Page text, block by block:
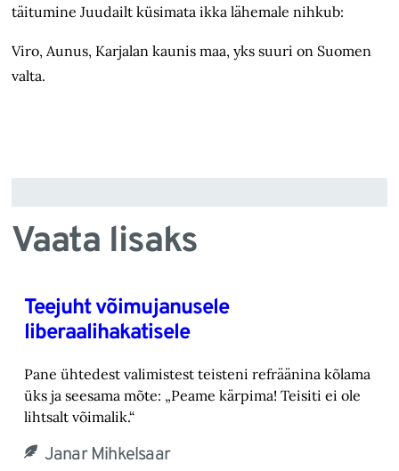
täitumine Juudailt küsimata ikka lähemale nihkub:
Viro, Aunus, Karjalan kaunis maa, yks suuri on Suomen
valta.
Vaata lisaks
Teejuht võimujanusele
liberaalihakatisele
Pane ühtedest valimistest teisteni refräänina kõlama
üks ja seesama mõte: „Peame kärpima! ‎Teisiti ei ole
lihtsalt võimalik.“‎
Janar Mihkelsaar